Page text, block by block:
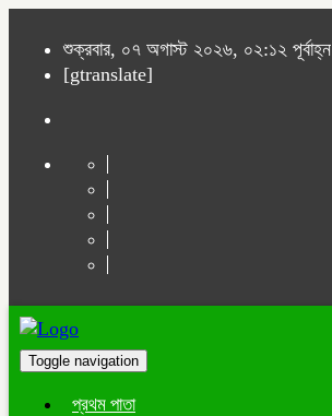
শুক্রবার, ০৭ অগাস্ট ২০২৬, ০২:১২ পূর্বাহ্ন
[gtranslate]
Toggle navigation
প্রথম পাতা